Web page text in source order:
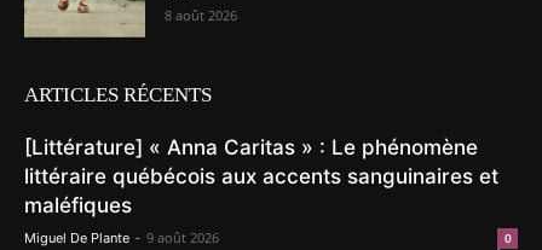
8 août 2026
ARTICLES RÉCENTS
[Littérature] « Anna Caritas » : Le phénomène
littéraire québécois aux accents sanguinaires et
maléfiques
Miguel De Plante - 9 août 2026 0